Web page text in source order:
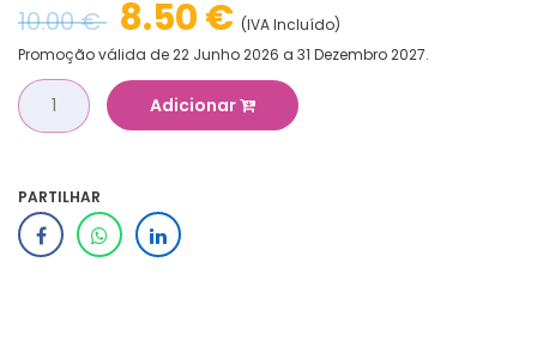
10.00 € 8.50 € (IVA Incluído)
Promoção válida de 22 Junho 2026 a 31 Dezembro 2027.
Adicionar
PARTILHAR